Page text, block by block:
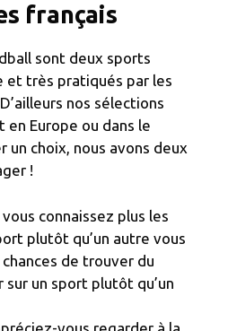
français
sont deux sports
et très pratiqués par les
nos sélections
en Europe ou dans le
un choix, nous avons deux
!
connaissez plus les
plutôt qu’un autre vous
de trouver du
sur un sport plutôt qu’un
vous regarder à la